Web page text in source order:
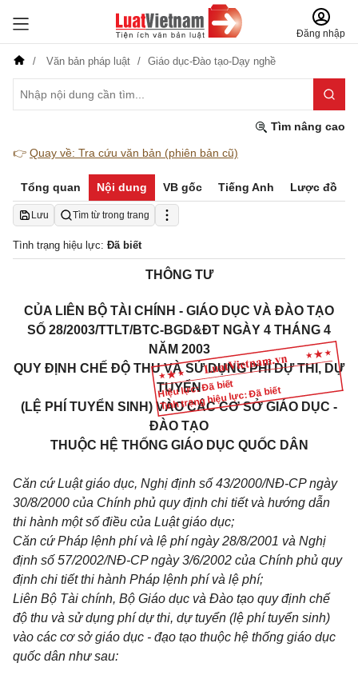
Đăng nhập
Văn bản pháp luật Giáo dục-Đào tạo-Dạy nghề
Tìm nâng cao
👉 Quay về: Tra cứu văn bản (phiên bản cũ)
Tổng quan Nội dung VB gốc Tiếng Anh Lược đồ
Lưu Tìm từ trong trang
Tình trạng hiệu lực: Đã biết
Hiệu lực: Đã biết
Tình trạng hiệu lực: Đã biết
THÔNG TƯ
CỦA LIÊN BỘ TÀI CHÍNH - GIÁO DỤC VÀ ĐÀO TẠO
SỐ 28/2003/TTLT/BTC-BGD&ĐT NGÀY 4 THÁNG 4
NĂM 2003
QUY ĐỊNH CHẾ ĐỘ THU VÀ SỬ DỤNG PHÍ DỰ THI, DỰ
TUYỂN
(LỆ PHÍ TUYỂN SINH) VÀO CÁC CƠ SỞ GIÁO DỤC -
ĐÀO TẠO
THUỘC HỆ THỐNG GIÁO DỤC QUỐC DÂN
Căn cứ Luật giáo dục, Nghị định số 43/2000/NĐ-CP ngày
30/8/2000 của Chính phủ quy định chi tiết và hướng dẫn
thi hành một số điều của Luật giáo dục;
Căn cứ Pháp lệnh phí và lệ phí ngày 28/8/2001 và Nghị
định số 57/2002/NĐ-CP ngày 3/6/2002 của Chính phủ quy
định chi tiết thi hành Pháp lệnh phí và lệ phí;
Liên Bộ Tài chính, Bộ Giáo dục và Đào tạo quy định chế
độ thu và sử dụng phí dự thi, dự tuyển (lệ phí tuyển sinh)
vào các cơ sở giáo dục - đạo tạo thuộc hệ thống giáo dục
quốc dân như sau: